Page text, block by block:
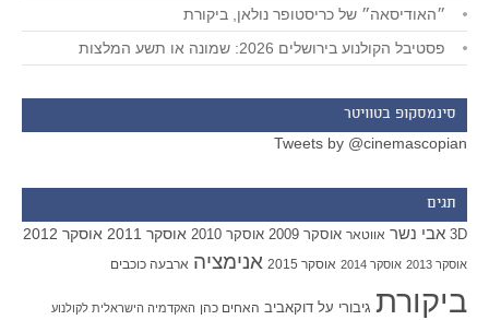
״האודיסאה״ של כריסטופר נולאן, ביקורת
פסטיבל הקולנוע בירושלים 2026: שמונה או תשע המלצות
סינמסקופ בטוויטר
Tweets by @cinemascopian
תגים
3D אבי נשר אווטאר אוסקר 2009 אוסקר 2010 אוסקר 2011 אוסקר 2012
אוסקר 2013 אוסקר 2014 אוסקר 2015 אנימציה ארבעה כוכבים
ביקורת גיבורי על דוקאביב האחים כהן האקדמיה הישראלית לקולנוע